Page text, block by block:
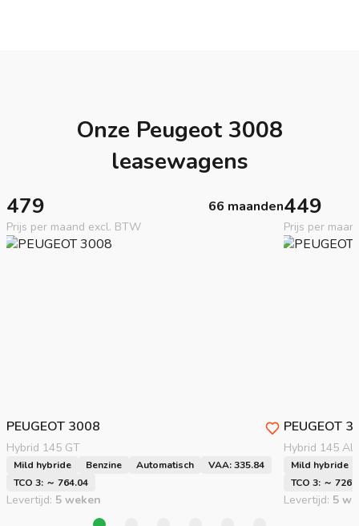
Onze Peugeot 3008
leasewagens
479 66 maanden
Prijs per maand excl. BTW
PEUGEOT 3008
Hybrid 145 GT
Mild hybride Benzine Automatisch
VAA: 335.84
TCO 3: ～ 764.04
Levertijd: 5 weken
449
Prijs per
PEUGEOT
Hybrid 145
Mild hybride
TCO 3: ～ 726.8
Levertijd: 5